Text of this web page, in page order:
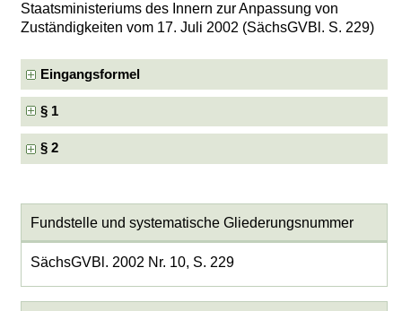
Staatsministeriums des Innern zur Anpassung von
Zuständigkeiten vom 17. Juli 2002 (SächsGVBl. S. 229)
Eingangsformel
§ 1
§ 2
Fundstelle und systematische Gliederungsnummer
SächsGVBl. 2002 Nr. 10, S. 229